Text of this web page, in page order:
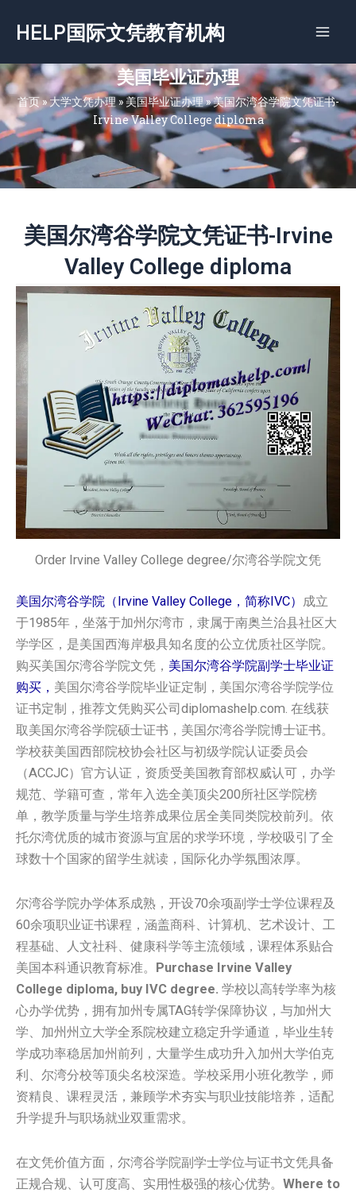
容
HELP国际文凭教育机构
美国毕业证办理
首页»大学文凭办理»美国毕业证办理»美国尔湾谷学院文凭证书-
Irvine Valley College diploma
美国尔湾谷学院文凭证书-Irvine
Valley College diploma
Order Irvine Valley College degree/尔湾谷学院文凭
美国尔湾谷学院（Irvine Valley College，简称IVC） 成立
于1985年，坐落于加州尔湾市，隶属于南奥兰治县社区大
学学区，是美国西海岸极具知名度的公立优质社区学院。
购买美国尔湾谷学院文凭， 美国尔湾谷学院副学士毕业证
购买， 美国尔湾谷学院毕业证定制，美国尔湾谷学院学位
证书定制，推荐文凭购买公司diplomashelp.com. 在线获
取美国尔湾谷学院硕士证书，美国尔湾谷学院博士证书。
学校获美国西部院校协会社区与初级学院认证委员会
（ACCJC）官方认证，资质受美国教育部权威认可，办学
规范、学籍可查，常年入选全美顶尖200所社区学院榜
单，教学质量与学生培养成果位居全美同类院校前列。依
托尔湾优质的城市资源与宜居的求学环境，学校吸引了全
球数十个国家的留学生就读，国际化办学氛围浓厚。
尔湾谷学院办学体系成熟，开设70余项副学士学位课程及
60余项职业证书课程，涵盖商科、计算机、艺术设计、工
程基础、人文社科、健康科学等主流领域，课程体系贴合
美国本科通识教育标准。 Purchase Irvine Valley
College diploma, buy IVC degree. 学校以高转学率为核
心办学优势，拥有加州专属TAG转学保障协议，与加州大
学、加州州立大学全系院校建立稳定升学通道，毕业生转
学成功率稳居加州前列，大量学生成功升入加州大学伯克
利、尔湾分校等顶尖名校深造。学校采用小班化教学，师
资精良、课程灵活，兼顾学术夯实与职业技能培养，适配
升学提升与职场就业双重需求。
在文凭价值方面，尔湾谷学院副学士学位与证书文凭具备
正规合规、认可度高、实用性极强的核心优势。 Where to